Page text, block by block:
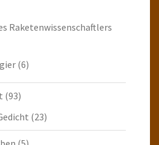
Raketenwissenschaftlers
(6)
(93)
(23)